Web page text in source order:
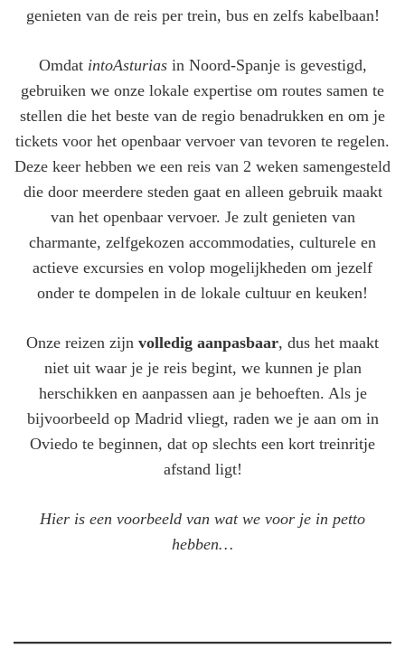
genieten van de reis per trein, bus en zelfs kabelbaan!
Omdat intoAsturias in Noord-Spanje is gevestigd,
gebruiken we onze lokale expertise om routes samen te
stellen die het beste van de regio benadrukken en om je
tickets voor het openbaar vervoer van tevoren te regelen.
Deze keer hebben we een reis van 2 weken samengesteld
die door meerdere steden gaat en alleen gebruik maakt
van het openbaar vervoer. Je zult genieten van
charmante, zelfgekozen accommodaties, culturele en
actieve excursies en volop mogelijkheden om jezelf
onder te dompelen in de lokale cultuur en keuken!
Onze reizen zijn volledig aanpasbaar, dus het maakt
niet uit waar je je reis begint, we kunnen je plan
herschikken en aanpassen aan je behoeften. Als je
bijvoorbeeld op Madrid vliegt, raden we je aan om in
Oviedo te beginnen, dat op slechts een kort treinritje
afstand ligt!
Hier is een voorbeeld van wat we voor je in petto
hebben…